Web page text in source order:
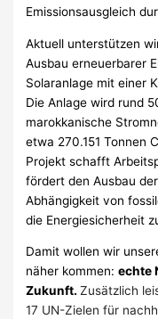
Emissionsausgleich
Aktuell unterstützen
Ausbau erneuerbarer
Solaranlage mit einer
Die Anlage wird rund
marokkanische
etwa 270.151 Tonnen
Projekt schafft
fördert den Ausbau
Abhängigkeit von
die Energiesicherheit
Damit wollen wir
näher kommen:echte
Zukunft.Zusätzlich
17 UN-Zielen für